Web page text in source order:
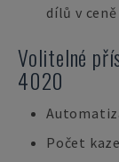
dílů v ceně
Volitelné
4020
Počet